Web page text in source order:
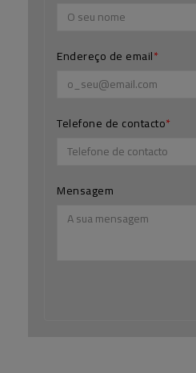
Endereço de email
Telefone de contacto
Mensagem